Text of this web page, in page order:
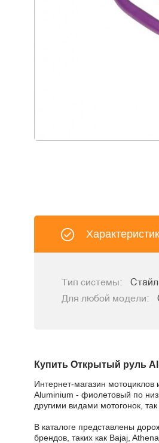
Тип системы:
Для любой модели:
Купить Открытый руль
Интернет-магазин
Aluminium - фиолетовый по
другими видами мотогонок,
В каталоге представлены
брендов, таких как Bajaj,